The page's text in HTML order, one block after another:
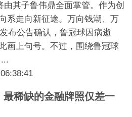
其子鲁伟鼎全面掌管。作为创
系走向新征途。万向钱潮、万
布公告确认，鲁冠球因病逝
画上句号。不过，围绕鲁冠球
稀缺的金融牌照仅差一